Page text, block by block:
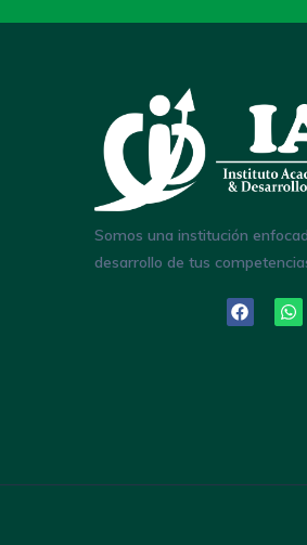
Somos una institución
desarrollo de tus